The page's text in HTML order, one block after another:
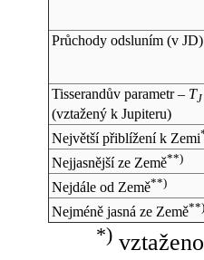
Průchody odsluním (v JD)
Tisserandův parametr – TJ
(vztažený k Jupiteru)
Největší přiblížení k Zemi
Nejjasnější ze Země**)
Nejdále od Země**)
Nejméně jasná ze Země**)
*)